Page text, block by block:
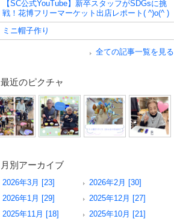
【SC公式YouTube】新卒スタッフがSDGsに挑
戦！花博フリーマーケット出店レポート( ^)o(^ )
ミニ帽子作り
全ての記事一覧を見る
最近のピクチャ
月別アーカイブ
2026年3月 [23]
2026年2月 [30]
2026年1月 [29]
2025年12月 [27]
2025年11月 [18]
2025年10月 [21]